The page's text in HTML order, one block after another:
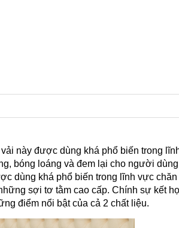
này được dùng khá phổ biến trong
bóng loáng và đem lại cho người
dùng khá phổ biến trong lĩnh vực chăn
sợi tơ tằm cao cấp. Chính sự kết
điểm nổi bật của cả 2 chất liệu.